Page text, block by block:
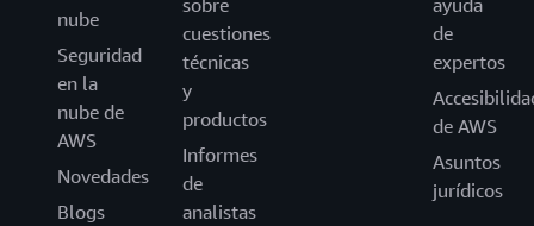
nube
Seguridad
en la
nube de
AWS
Novedades
Blogs
sobre
cuestiones
técnicas
y
productos
Informes
de
analistas
ayuda
de
expertos
de AWS
Asuntos
jurídicos